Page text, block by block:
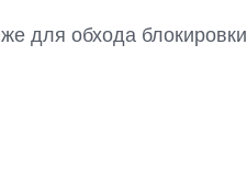
для обхода блокировки